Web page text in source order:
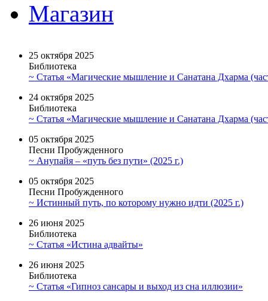
Магазин
25 октября 2025
Библиотека
~ Статья «Магические мышление и Санатана Дхарма
24 октября 2025
Библиотека
~ Статья «Магические мышление и Санатана Дхарма
05 октября 2025
Песни Пробужденного
~ Анупайя – «путь без пути» (2025 г.)
05 октября 2025
Песни Пробужденного
~ Истинный путь, по которому нужно идти (2025 г.)
26 июня 2025
Библиотека
~ Статья «Истина адвайты»
26 июня 2025
Библиотека
~ Статья «Гипноз сансары и выход из сна иллюзии»